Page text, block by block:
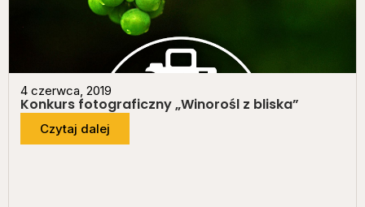
4 czerwca, 2019
Konkurs fotograficzny „Winorośl z bliska”
Czytaj dalej